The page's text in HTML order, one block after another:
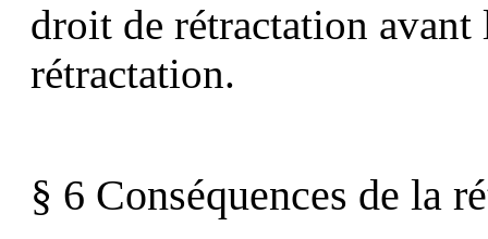
droit de rétractation
rétractation.
§ 6 Conséquences de la